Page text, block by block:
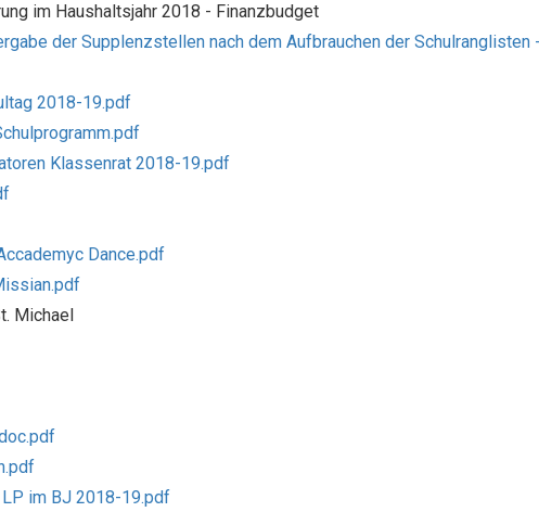
im Haushaltsjahr 2018 - Finanzbudget
der Supplenzstellen nach dem Aufbrauchen der Schulranglisten
2018-19.pdf
Klassenrat 2018-19.pdf
Dance.pdf
Michael
LP im BJ 2018-19.pdf